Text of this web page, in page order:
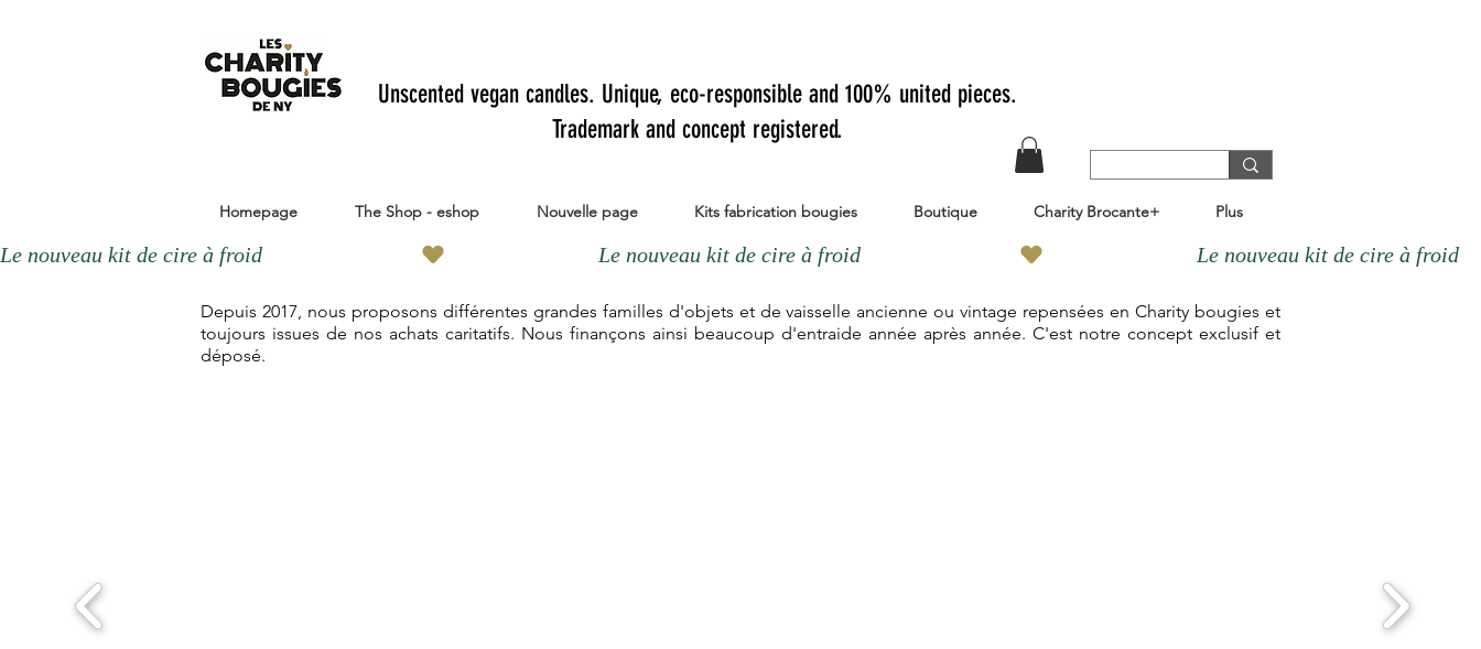
Unscented vegan candles. Unique, eco-responsible and 100% united pieces.
Trademark and concept registered.
Homepage The Shop - eshop Nouvelle page Kits fabrication bougies Boutique Charity Brocante+ Plus
Le nouveau kit de cire à froid
Depuis 2017, nous proposons différentes grandes familles d'objets et de vaisselle ancienne ou vintage repensées en Charity bougies et
toujours issues de nos achats caritatifs. Nous finançons ainsi beaucoup d'entraide année après année. C'est notre concept exclusif et
déposé.